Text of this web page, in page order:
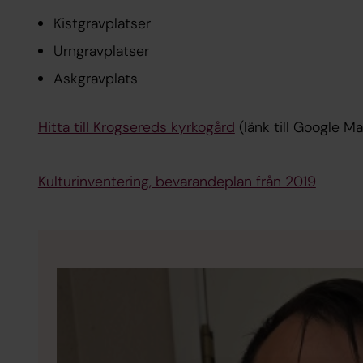
Kistgravplatser
Urngravplatser
Askgravplats
Hitta till Krogsereds kyrkogård (länk till Google
Kulturinventering, bevarandeplan från 2019